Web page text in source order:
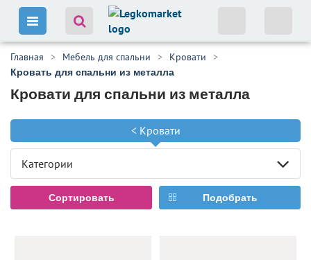
Главная Мебель для спальни
Кровати
Кровать для спальни из металла
Кровати для спальни из металла
< Кровати
Категории
Сортировать Подобрать